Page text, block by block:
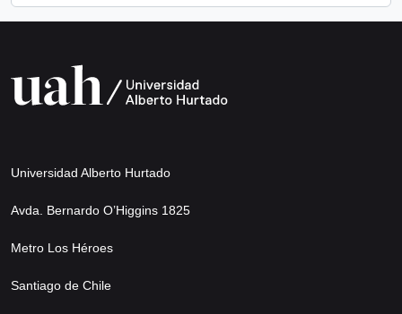
Universidad Alberto Hurtado
Avda. Bernardo O’Higgins 1825
Metro Los Héroes
Santiago de Chile